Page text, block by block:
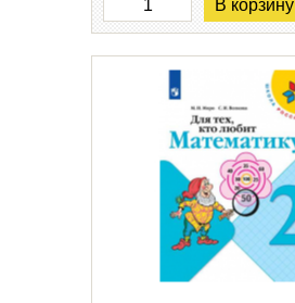
В корзину